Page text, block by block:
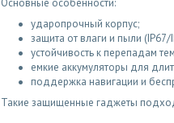
Основные особенности:
ударопрочный корпус;
защита от влаги и пыли (IP67/
устойчивость к перепадам
емкие аккумуляторы для
поддержка навигации и
Такие защищенные гаджеты